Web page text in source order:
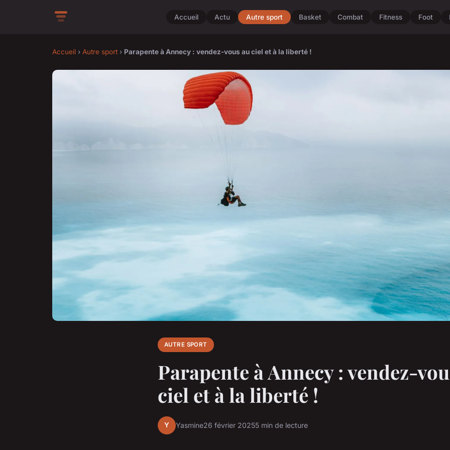
Accueil Actu Autre sport Basket Combat Fitness Foot
Accueil › Autre sport › Parapente à Annecy : vendez-vous au ciel et à la liberté !
AUTRE SPORT
Parapente à Annecy : vendez-
ciel et à la liberté !
Y Yasmine26 février 20255 min de lecture